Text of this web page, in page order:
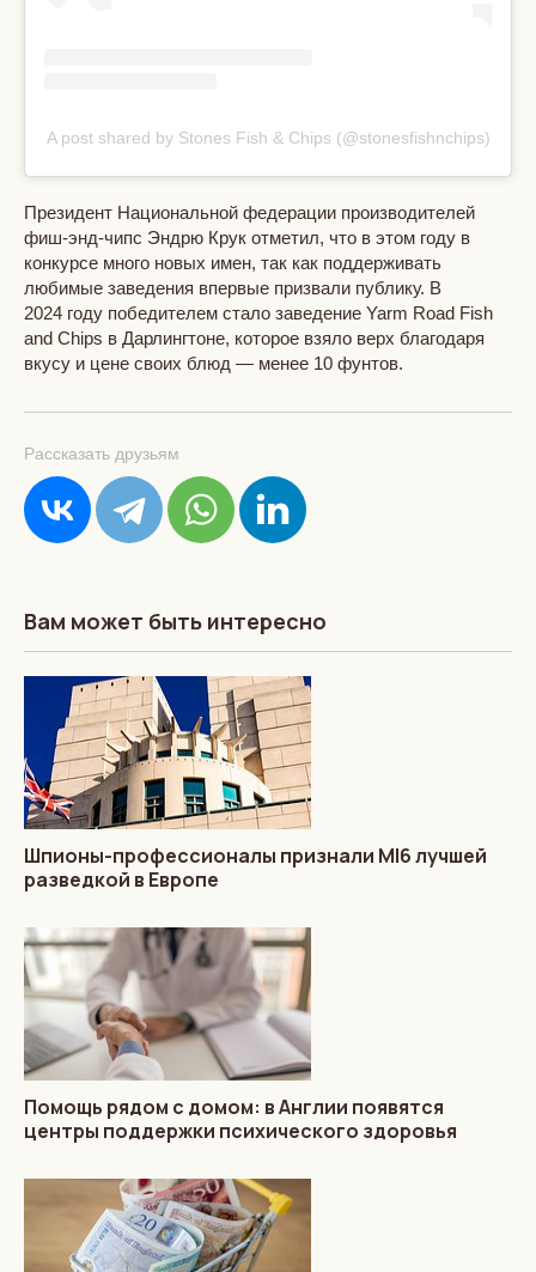
A post shared by Stones Fish & Chips (@stonesfishnchips)
Президент Национальной федерации производителей
фиш-энд-чипс Эндрю Крук отметил, что в этом году в
конкурсе много новых имен, так как поддерживать
любимые заведения впервые призвали публику. В
2024 году победителем стало заведение Yarm Road Fish
and Chips в Дарлингтоне, которое взяло верх благодаря
вкусу и цене своих блюд — менее 10 фунтов.
Рассказать друзьям
Вам может быть интересно
Шпионы-профессионалы признали MI6 лучшей
разведкой в Европе
Помощь рядом с домом: в Англии появятся
центры поддержки психического здоровья